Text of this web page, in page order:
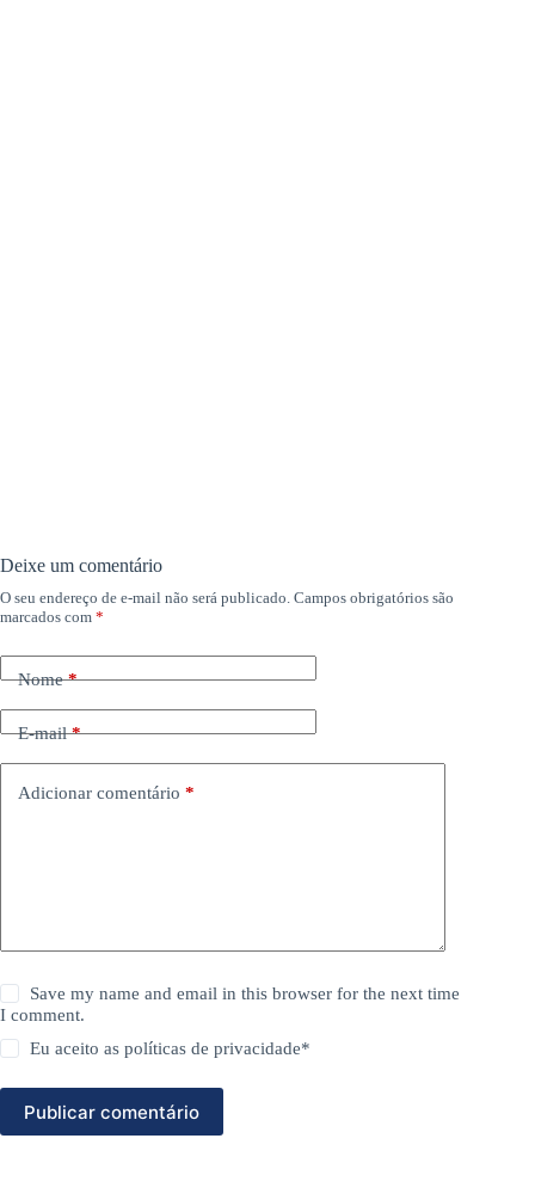
Deixe um comentário
O seu endereço de e-mail não será publicado. Campos obrigatórios são
marcados com *
Nome*
E-mail*
Adicionar comentário *
Save my name and email in this browser for the next time
I comment.
Eu aceito aspolíticas de privacidade*
Publicar comentário